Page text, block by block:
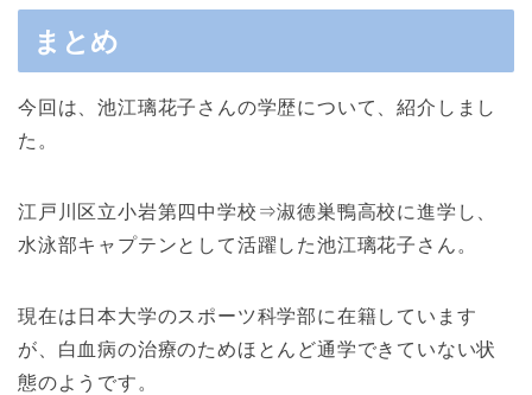
まとめ
今回は、池江璃花子さんの学歴について、紹介しまし
た。
江戸川区立小岩第四中学校⇒淑徳巣鴨高校に進学し、
水泳部キャプテンとして活躍した池江璃花子さん。
現在は日本大学のスポーツ科学部に在籍しています
が、白血病の治療のためほとんど通学できていない状
態のようです。